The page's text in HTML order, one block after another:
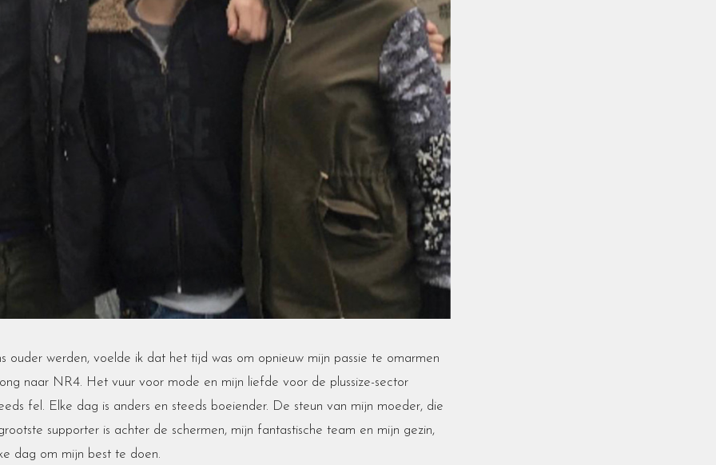
ouder werden, voelde ik dat het tijd was om opnieuw mijn passie te omarmen
naar NR4. Het vuur voor mode en mijn liefde voor de plussize-sector
fel. Elke dag is anders en steeds boeiender. De steun van mijn moeder, die
supporter is achter de schermen, mijn fantastische team en mijn gezin,
dag om mijn best te doen.